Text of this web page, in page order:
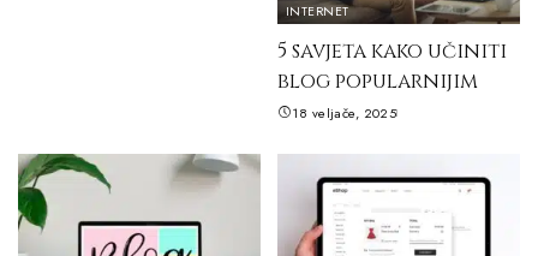
INTERNET
5 savjeta kako učiniti
blog popularnijim
18 veljače, 2025